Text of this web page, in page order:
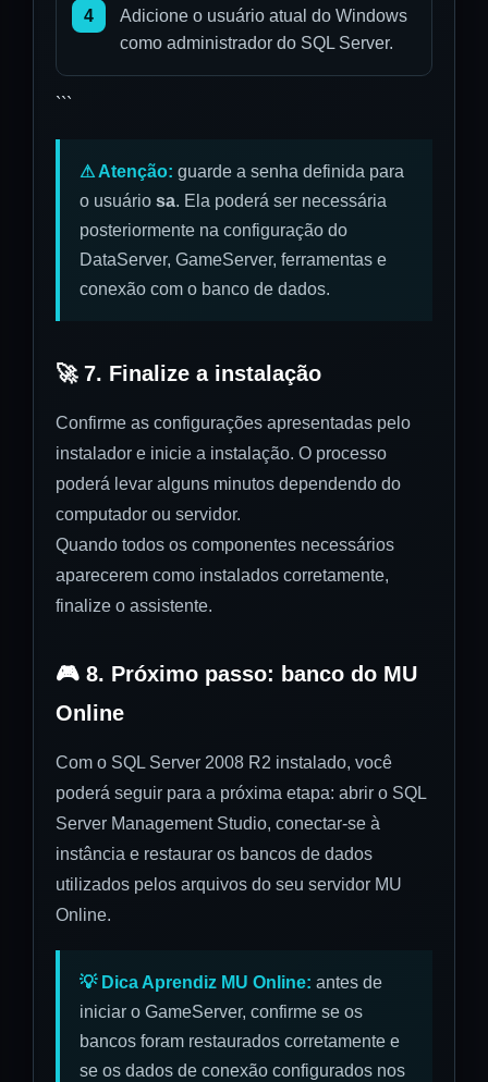
4
Adicione o usuário atual do Windows
como administrador do SQL Server.
```
⚠ Atenção: guarde a senha definida para
o usuário sa. Ela poderá ser necessária
posteriormente na configuração do
DataServer, GameServer, ferramentas e
conexão com o banco de dados.
🚀 7. Finalize a instalação
Confirme as configurações apresentadas pelo
instalador e inicie a instalação. O processo
poderá levar alguns minutos dependendo do
computador ou servidor.
Quando todos os componentes necessários
aparecerem como instalados corretamente,
finalize o assistente.
🎮 8. Próximo passo: banco do MU
Online
Com o SQL Server 2008 R2 instalado, você
poderá seguir para a próxima etapa: abrir o SQL
Server Management Studio, conectar-se à
instância e restaurar os bancos de dados
utilizados pelos arquivos do seu servidor MU
Online.
💡 Dica Aprendiz MU Online: antes de
iniciar o GameServer, confirme se os
bancos foram restaurados corretamente e
se os dados de conexão configurados nos